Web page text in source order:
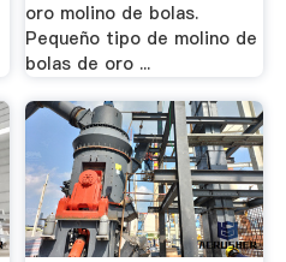
oro molino de bolas.
Pequeño tipo de molino de
bolas de oro ...